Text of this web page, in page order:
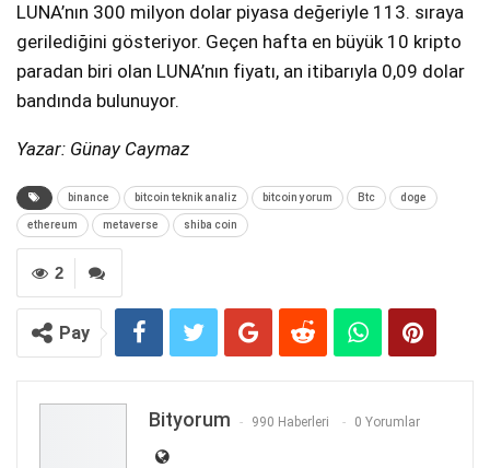
LUNA’nın 300 milyon dolar piyasa değeriyle 113. sıraya
gerilediğini gösteriyor. Geçen hafta en büyük 10 kripto
paradan biri olan LUNA’nın fiyatı, an itibarıyla 0,09 dolar
bandında bulunuyor.
Yazar: Günay Caymaz
binance bitcoin teknik analiz bitcoin yorum Btc doge
ethereum metaverse shiba coin
2
Pay
Bityorum 990 Haberleri 0 Yorumlar